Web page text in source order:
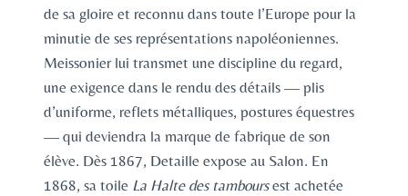
de sa gloire et reconnu dans toute l’Europe pour la
minutie de ses représentations napoléoniennes.
Meissonier lui transmet une discipline du regard,
une exigence dans le rendu des détails — plis
d’uniforme, reflets métalliques, postures équestres
— qui deviendra la marque de fabrique de son
élève. Dès 1867, Detaille expose au Salon. En
1868, sa toile La Halte des tamboursest achetée